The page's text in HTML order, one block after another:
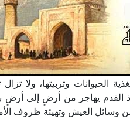
الحيوانات وتربيتها، ولا
منذ القدم يهاجر من أرضٍ إلى
وسائل العيش وتهيئة ظروف